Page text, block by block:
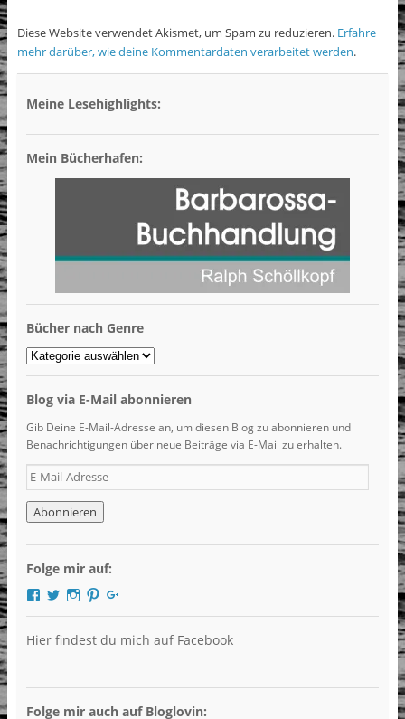
Diese Website verwendet Akismet, um Spam zu reduzieren. Erfahre
mehr darüber, wie deine Kommentardaten verarbeitet werden.
Meine Lesehighlights:
Mein Bücherhafen:
Bücher nach Genre
Bücher
nach
Blog via E-Mail abonnieren
Gib Deine E-Mail-Adresse an, um diesen Blog zu abonnieren und
Benachrichtigungen über neue Beiträge via E-Mail zu erhalten.
E-
Mail-
Adresse
Folge mir auf:
Profil
auf
Profil
auf
Profil
auf
Profil
auf Holly
Hier findest du mich auf Facebook
Folge mir auch auf Bloglovin: